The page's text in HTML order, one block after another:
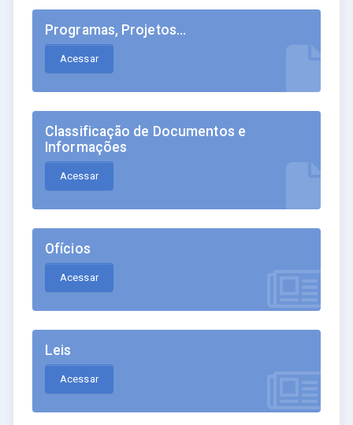
Programas, Projetos...
Acessar
Classificação de Documentos e
Informações
Acessar
Ofícios
Acessar
Leis
Acessar